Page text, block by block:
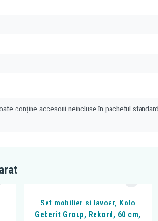
conține accesorii neincluse în pachetul
Set mobilier si lavoar, Kolo
Geberit Group, Rekord, 60 cm,